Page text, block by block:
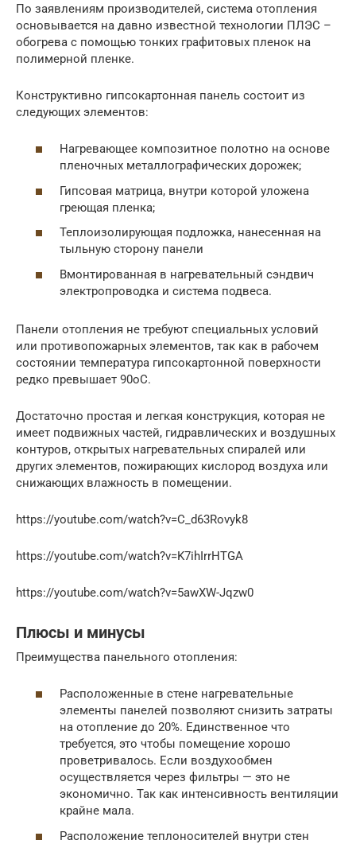
По заявлениям производителей, система отопления
основывается на давно известной технологии ПЛЭС –
обогрева с помощью тонких графитовых пленок на
полимерной пленке.
Конструктивно гипсокартонная панель состоит из
следующих элементов:
Нагревающее композитное полотно на основе
пленочных металлографических дорожек;
Гипсовая матрица, внутри которой уложена
греющая пленка;
Теплоизолирующая подложка, нанесенная на
тыльную сторону панели
Вмонтированная в нагревательный сэндвич
электропроводка и система подвеса.
Панели отопления не требуют специальных условий
или противопожарных элементов, так как в рабочем
состоянии температура гипсокартонной поверхности
редко превышает 90оС.
Достаточно простая и легкая конструкция, которая не
имеет подвижных частей, гидравлических и воздушных
контуров, открытых нагревательных спиралей или
других элементов, пожирающих кислород воздуха или
снижающих влажность в помещении.
https://youtube.com/watch?v=C_d63Rovyk8
https://youtube.com/watch?v=K7ihIrrHTGA
https://youtube.com/watch?v=5awXW-Jqzw0
Плюсы и минусы
Преимущества панельного отопления:
Расположенные в стене нагревательные
элементы панелей позволяют снизить затраты
на отопление до 20%. Единственное что
требуется, это чтобы помещение хорошо
проветривалось. Если воздухообмен
осуществляется через фильтры — это не
экономично. Так как интенсивность вентиляции
крайне мала.
Расположение теплоносителей внутри стен